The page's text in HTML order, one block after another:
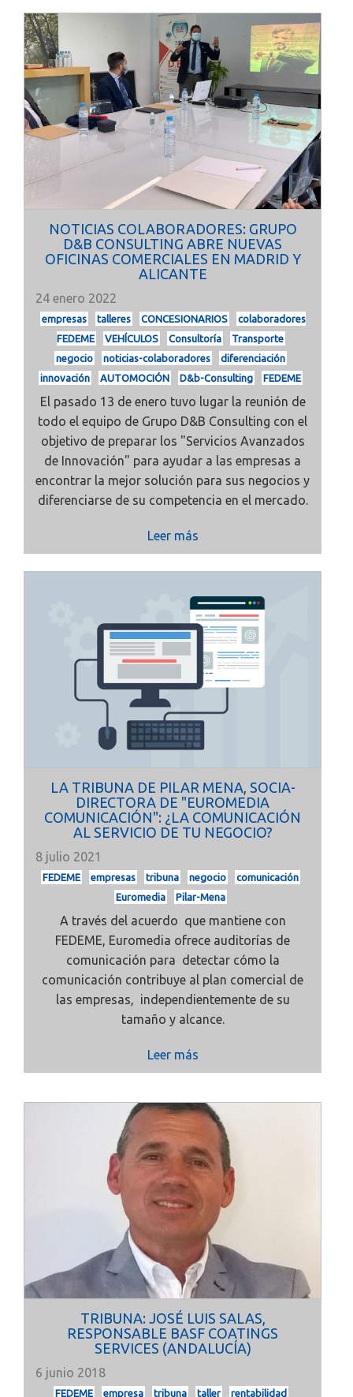
NOTICIAS COLABORADORES: GRUPO
D&B CONSULTING ABRE NUEVAS
OFICINAS COMERCIALES EN MADRID Y
ALICANTE
24 enero 2022
empresas talleres CONCESIONARIOS
colaboradores
FEDEME
VEHÍCULOS Consultoría
Transporte
negocio
noticias-colaboradores
diferenciación
innovación
AUTOMOCIÓN D&b-Consulting FEDEME
El pasado 13 de enero tuvo lugar la reunión de
todo el equipo de Grupo D&B Consulting con el
objetivo de preparar los "Servicios Avanzados
de Innovación" para ayudar a las empresas a
encontrar la mejor solución para sus negocios y
diferenciarse de su competencia en el mercado.
Leer más
LA TRIBUNA DE PILAR MENA, SOCIA-
DIRECTORA DE "EUROMEDIA
COMUNICACIÓN": ¿LA COMUNICACIÓN
AL SERVICIO DE TU NEGOCIO?
8 julio 2021
FEDEME empresas tribuna negocio
comunicación
Euromedia
Pilar-Mena
A través del acuerdo que mantiene con
FEDEME, Euromedia ofrece auditorías de
comunicación para detectar cómo la
comunicación contribuye al plan comercial de
las empresas, independientemente de su
tamaño y alcance.
Leer más
TRIBUNA: JOSÉ LUIS SALAS,
RESPONSABLE BASF COATINGS
SERVICES (ANDALUCÍA)
6 junio 2018
FEDEME empresa tribuna taller rentabilidad